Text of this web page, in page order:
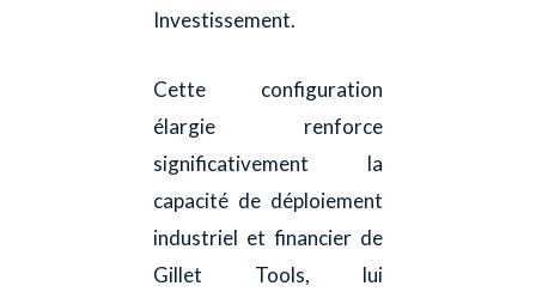
Investissement.
Cette configuration
élargie renforce
significativement la
capacité de déploiement
industriel et financier de
Gillet Tools, lui